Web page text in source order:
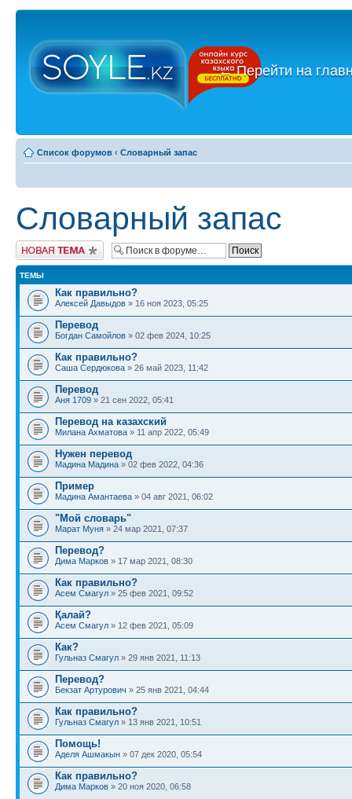
←Перейти на
Список форумов ‹ Словарный запас
Словарный запас
Новая тема
ТЕМЫ
Как правильно?
Алексей Давыдов » 16 ноя 2023, 05:25
Перевод
Богдан Самойлов » 02 фев 2024, 10:25
Как правильно?
Саша Сердюкова » 26 май 2023, 11:42
Перевод
Аня 1709 » 21 сен 2022, 05:41
Перевод на казахский
Милана Ахматова » 11 апр 2022, 05:49
Нужен перевод
Мадина Мадина » 02 фев 2022, 04:36
Пример
Мадина Амантаева » 04 авг 2021, 06:02
"Мой словарь"
Марат Муня » 24 мар 2021, 07:37
Перевод?
Дима Марков » 17 мар 2021, 08:30
Как правильно?
Асем Смагул » 25 фев 2021, 09:52
Қалай?
Асем Смагул » 12 фев 2021, 05:09
Как?
Гульназ Смагул » 29 янв 2021, 11:13
Перевод?
Бекзат Артурович » 25 янв 2021, 04:44
Как правильно?
Гульназ Смагул » 13 янв 2021, 10:51
Помощь!
Аделя Ашмакын » 07 дек 2020, 05:54
Как правильно?
Дима Марков » 20 ноя 2020, 06:58